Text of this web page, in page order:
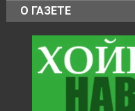
О ГАЗЕТЕ